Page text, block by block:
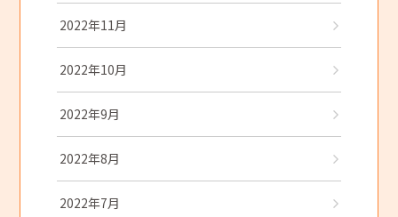
2022年11月
2022年10月
2022年9月
2022年8月
2022年7月